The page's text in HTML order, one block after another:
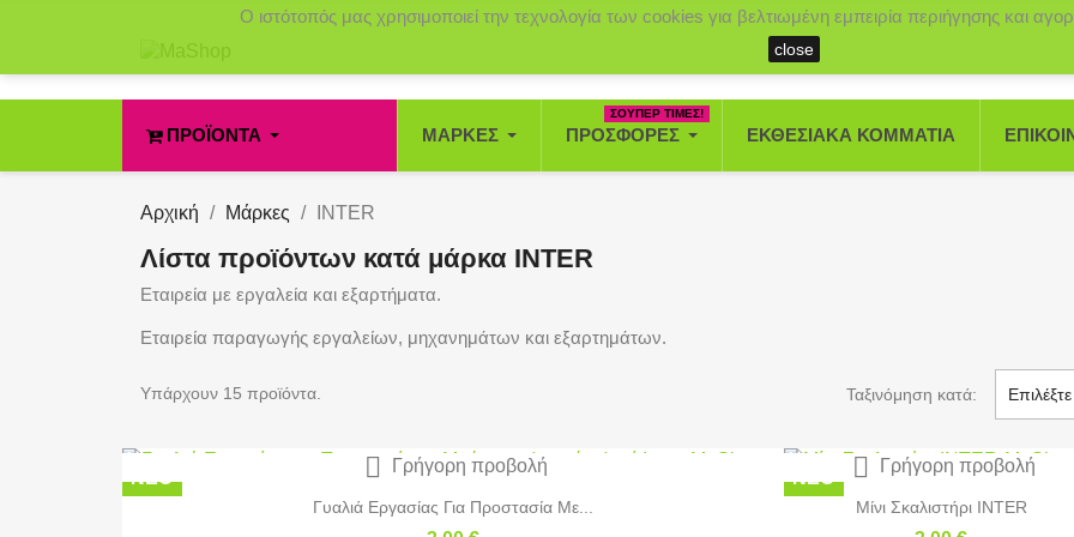
ΠΡΟΪΌΝΤΑ ΜΆΡΚΕΣ ΠΡΟΣΦΟΡΈΣ
ΣΟΥΠΕΡ ΤΙΜΕΣ!
ΕΚΘΕΣΙΑΚΆ ΚΟΜΜΆΤΙΑ
Αρχική Μάρκες INTER
Λίστα προϊόντων κατά μάρκα INTER
Εταιρεία με εργαλεία και εξαρτήματα.
Εταιρεία παραγωγής εργαλείων, μηχανημάτων και εξαρτημάτων.
Υπάρχουν 15 προϊόντα. Ταξινόμηση κατά: Επιλέξτε
Γυαλιά Εργασίας Για Προστασία Με...
ΝΈΟ  Γρήγορη προβολή
Μίνι Σκαλιστήρι INTER
ΝΈΟ  Γρήγορη προβολή
Ο ιστότοπός μας χρησιμοποιεί την τεχνολογία των cookies για βελτιωμένη εμπειρία περιήγησης και
close